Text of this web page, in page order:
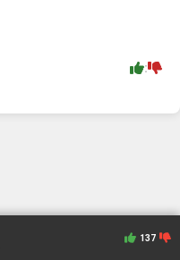
:
137